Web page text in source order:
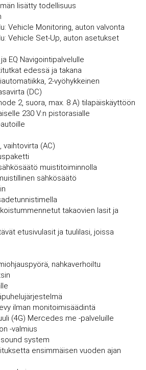
lisätty todellisuus
Vehicle Monitoring, auton valvonta
Vehicle Set-Up, auton asetukset
EQ Navigointipalvelulle
edessä ja takana
2-vyöhykkeinen
(DC)
2, suora, max. 8 A) tilapäiskäyttöön
230 V:n pistorasialle
vaihtovirta (AC)
muistitoiminnolla
sähkösäätö
takaovien lasit ja
etusivulasit ja tuulilasi, joissa
nahkaverhoiltu
ilman monitoimisäädintä
(4G) Mercedes me -palveluille
-valmius
system
ensimmäisen vuoden ajan